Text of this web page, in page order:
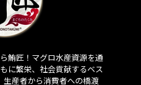
鮪匠！マグロ水産資源を通
に繁栄、社会貢献するベス
生産者から消費者への橋渡